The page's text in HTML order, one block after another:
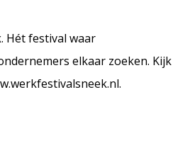
Hét festival waar
elkaar zoeken. Kijk